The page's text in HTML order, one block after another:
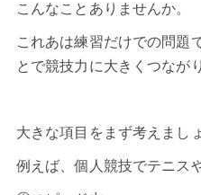
こんなことありませんか。
これあは練習だけでの問題
とで競技力に大きくつなが
大きな項目をまず考えまし
例えば、個人競技でテニス